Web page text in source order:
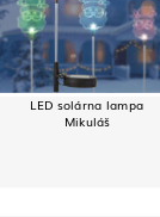
LED solárna lampa
Mikuláš